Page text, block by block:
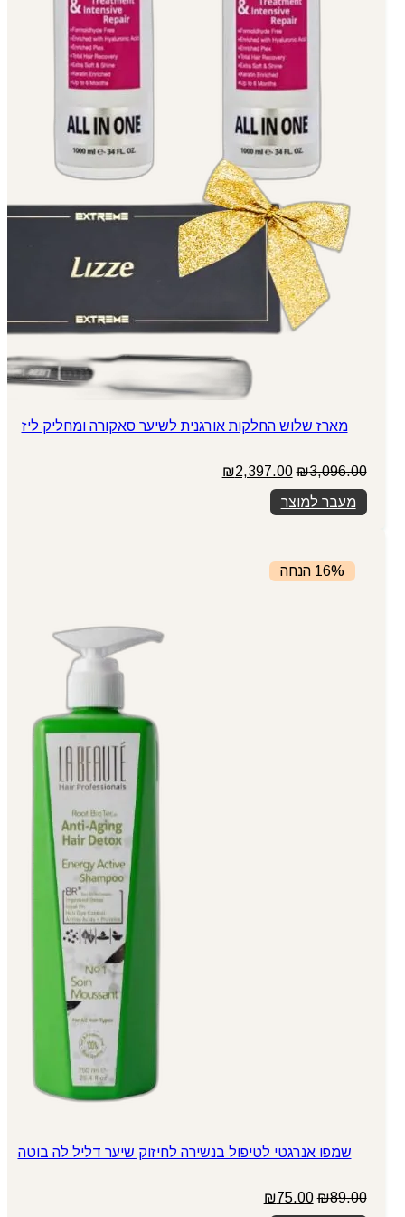
מארז שלוש החלקות אורגנית לשיער סאקורה ומחליק ליז
₪3,096.00
המחיר
המקורי
היה:
₪3,096.00.
₪2,397.00
מעבר למוצר
16% הנחה
שמפו אנרגטי לטיפול בנשירה לחיזוק שיער דליל לה בוטה
₪89.00
המחיר
המקורי
₪75.00